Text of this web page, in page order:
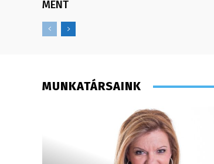
MENT
MUNKATÁRSAINK